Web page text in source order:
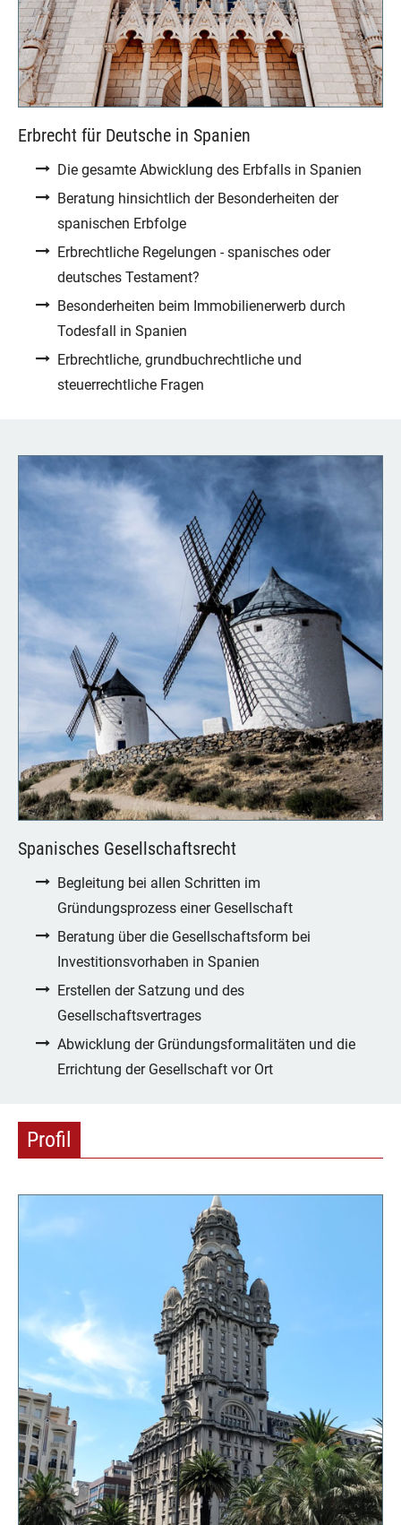
Erbrecht für Deutsche in Spanien
Die gesamte Abwicklung des Erbfalls in Spanien
Beratung hinsichtlich der Besonderheiten der
spanischen Erbfolge
Erbrechtliche Regelungen - spanisches oder
deutsches Testament?
Besonderheiten beim Immobilienerwerb durch
Todesfall in Spanien
Erbrechtliche, grundbuchrechtliche und
steuerrechtliche Fragen
Spanisches Gesellschaftsrecht
Begleitung bei allen Schritten im
Gründungsprozess einer Gesellschaft
Beratung über die Gesellschaftsform bei
Investitionsvorhaben in Spanien
Erstellen der Satzung und des
Gesellschaftsvertrages
Abwicklung der Gründungsformalitäten und die
Errichtung der Gesellschaft vor Ort
Profil